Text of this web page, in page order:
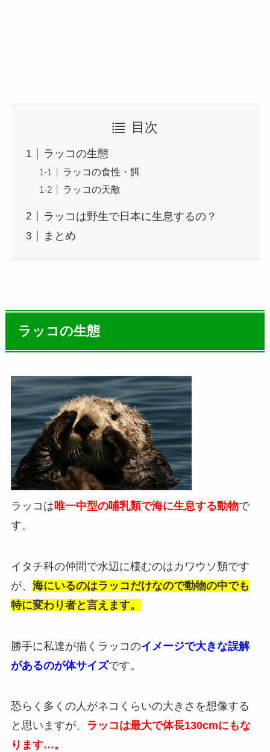
目次
ラッコの生態
ラッコの食性・餌
ラッコの天敵
ラッコは野生で日本に生息するの？
まとめ
ラッコの生態
ラッコは唯一中型の哺乳類で海に生息する動物で
す。
イタチ科の仲間で水辺に棲むのはカワウソ類です
が、 海にいるのはラッコだけなので動物の中でも
特に変わり者と言えます。
勝手に私達が描くラッコのイメージで大きな誤解
があるのが体サイズです。
恐らく多くの人がネコくらいの大きさを想像する
と思いますが、
ラッコは最大で体長130cmにもな
ります…。